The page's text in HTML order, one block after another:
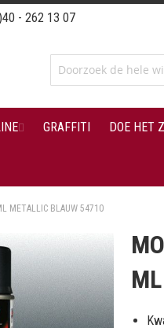
- 262 13 07
GRAFFITI DOE HET
METALLIC BLAUW 54710